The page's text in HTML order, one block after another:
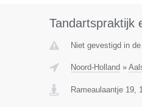
Tandartspraktijk
Niet gevestigd in
Noord-Holland »
Rameaulaantje 19,